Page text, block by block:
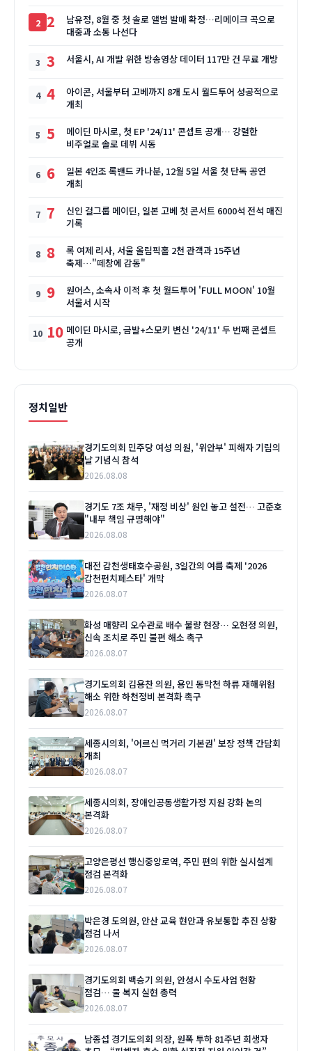
2
남유정, 8월 중 첫 솔로 앨범 발매 확정…리메이크 곡으로
대중과 소통 나선다
3 서울시, AI 개발 위한 방송영상 데이터 117만 건 무료 개방
4
아이콘, 서울부터 고베까지 8개 도시 월드투어 성공적으로
개최
5
메이딘 마시로, 첫 EP '24/11' 콘셉트 공개… 강렬한
비주얼로 솔로 데뷔 시동
6
일본 4인조 록밴드 카나분, 12월 5일 서울 첫 단독 공연
개최
7
신인 걸그룹 메이딘, 일본 고베 첫 콘서트 6000석 전석 매진
기록
8
록 여제 리사, 서울 올림픽홀 2천 관객과 15주년
축제…"떼창에 감동"
9
원어스, 소속사 이적 후 첫 월드투어 'FULL MOON' 10월
서울서 시작
10 메이딘 마시로, 금발+스모키 변신 '24/11' 두 번째 콘셉트
공개
정치일반
경기도의회 민주당 여성 의원, '위안부' 피해자 기림의
날 기념식 참석
2026.08.08
경기도 7조 채무, '재정 비상' 원인 놓고 설전… 고준호
"내부 책임 규명해야"
2026.08.08
대전 갑천생태호수공원, 3일간의 여름 축제 '2026
갑천펀치페스타' 개막
2026.08.07
화성 매향리 오수관로 배수 불량 현장… 오현정 의원,
신속 조치로 주민 불편 해소 촉구
2026.08.07
경기도의회 김용찬 의원, 용인 동막천 하류 재해위험
해소 위한 하천정비 본격화 촉구
2026.08.07
세종시의회, '어르신 먹거리 기본권' 보장 정책 간담회
개최
2026.08.07
세종시의회, 장애인공동생활가정 지원 강화 논의
본격화
2026.08.07
고양은평선 행신중앙로역, 주민 편의 위한 실시설계
점검 본격화
2026.08.07
박은경 도의원, 안산 교육 현안과 유보통합 추진 상황
점검 나서
2026.08.07
경기도의회 백승기 의원, 안성시 수도사업 현황
점검… 물 복지 실현 총력
2026.08.07
남종섭 경기도의회 의장, 원폭 투하 81주년 희생자